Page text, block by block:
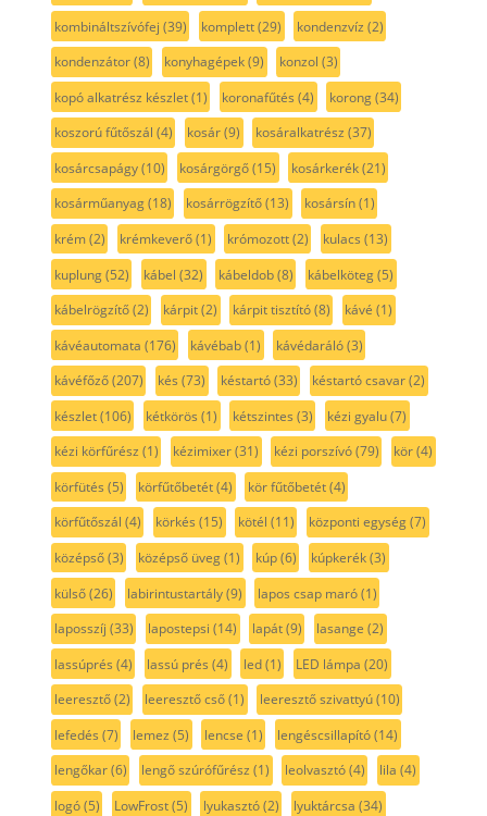
kombináltszívófej (39) komplett(29) kondenzvíz (2)
kondenzátor(8) konyhagépek(9) konzol (3)
kopó alkatrész készlet(1) koronafűtés (4) korong(34)
koszorú fűtőszál (4) kosár(9) kosáralkatrész (37)
kosárcsapágy(10) kosárgörgő(15) kosárkerék(21)
kosárműanyag(18) kosárrögzítő(13) kosársín(1)
krém(2) krémkeverő(1) krómozott(2) kulacs (13)
kuplung(52) kábel (32) kábeldob(8) kábelköteg(5)
kábelrögzítő(2) kárpit(2) kárpit tisztító(8) kávé (1)
kávéautomata (176) kávébab(1) kávédaráló(3)
kávéfőző(207) kés (73) késtartó(33) késtartó csavar(2)
készlet(106) kétkörös (1) kétszintes (3) kézi gyalu(7)
kézi körfűrész (1) kézimixer(31) kézi porszívó(79) kör(4)
körfütés (5) körfűtőbetét(4) kör fűtőbetét(4)
körfűtőszál (4) körkés (15) kötél (11) központi egység(7)
középső(3) középső üveg(1) kúp(6) kúpkerék(3)
külső(26) labirintustartály(9) lapos csap maró(1)
laposszíj (33) lapostepsi (14) lapát(9) lasange (2)
lassúprés (4) lassú prés (4) led(1) LED lámpa (20)
leeresztő(2) leeresztő cső(1) leeresztő szivattyú(10)
lefedés (7) lemez (5) lencse (1) lengéscsillapító(14)
lengőkar(6) lengő szúrófűrész (1) leolvasztó(4) lila (4)
logó(5) LowFrost(5) lyukasztó(2) lyuktárcsa (34)